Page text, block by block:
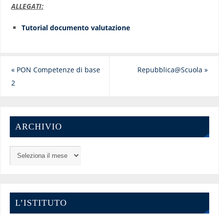
ALLEGATI:
Tutorial documento valutazione
«PON Competenze di base
2
Repubblica@Scuola»
ARCHIVIO
L’ISTITUTO